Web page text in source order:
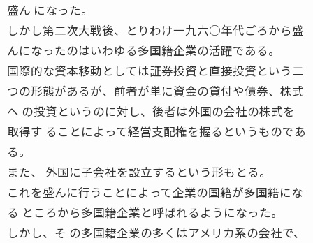
盛ん になった。
しかし第二次大戦後、とりわけ一九六○年代ごろから盛
んになったのはいわゆる多国籍企業の活躍である。
国際的な資本移動としては証券投資と直接投資という二
つの形態があるが、前者が単に資金の貸付や債券、株式
へ の投資というのに対し、後者は外国の会社の株式を
取得す ることによって経営支配権を握るというものであ
る。
また、 外国に子会社を設立するという形もとる。
これを盛んに行うことによって企業の国籍が多国籍にな
る ところから多国籍企業と呼ばれるようになった。
しかし、そ の多国籍企業の多くはアメリカ系の会社で、